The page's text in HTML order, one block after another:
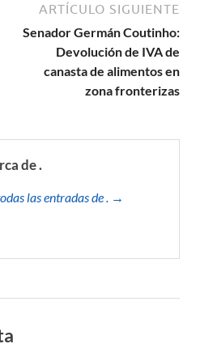
ARTÍCULO SIGUIENTE
Senador Germán Coutinho:
Devolución de IVA de
canasta de alimentos en
zona fronterizas
de .
las entradas de . →